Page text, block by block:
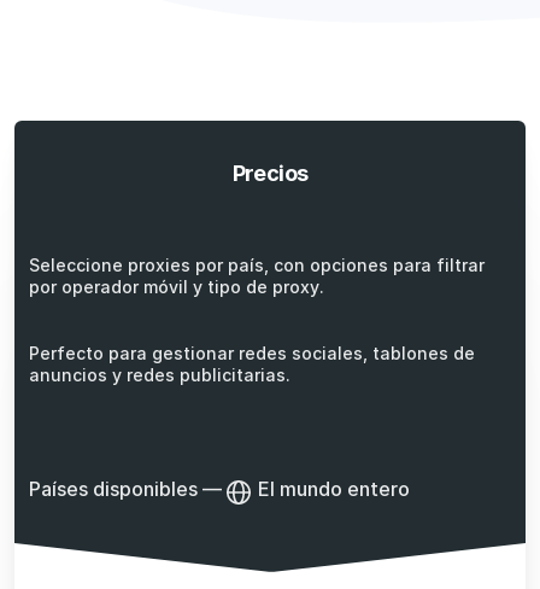
Precios
Seleccione proxies por país, con opciones para filtrar
por operador móvil y tipo de proxy.
Perfecto para gestionar redes sociales, tablones de
anuncios y redes publicitarias.
Países disponibles — El mundo entero